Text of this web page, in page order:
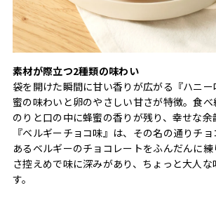
素材が際立つ2種類の味わい
袋を開けた瞬間に甘い香りが広がる『ハニ
蜜の味わいと卵のやさしい甘さが特徴。食
のりと口の中に蜂蜜の香りが残り、幸せな余
『ベルギーチョコ味』は、その名の通りチ
あるベルギーのチョコレートをふんだんに
さ控えめで味に深みがあり、ちょっと大人な
す。